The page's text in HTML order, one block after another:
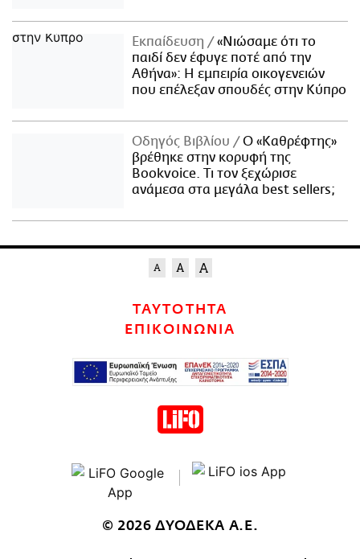
Εκπαίδευση
«Νιώσαμε ότι το
παιδί δεν έφυγε ποτέ από την
Αθήνα»: Η εμπειρία οικογενειών
που επέλεξαν σπουδές στην Κύπρο
Οδηγός Βιβλίου
Ο «Καθρέφτης»
βρέθηκε στην κορυφή της
Bookvoice. Τι τον ξεχώρισε
ανάμεσα στα μεγάλα best sellers;
ΤΑΥΤΟΤΗΤΑ
ΕΠΙΚΟΙΝΩΝΙΑ
© 2026 ΔΥΟΔΕΚΑ Α.Ε.